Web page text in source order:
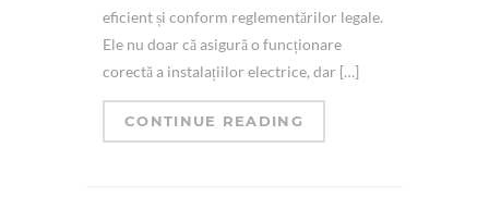
eficient și conform reglementărilor legale.
Ele nu doar că asigură o funcționare
corectă a instalațiilor electrice, dar […]
CONTINUE READING